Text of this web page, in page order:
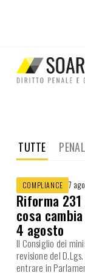
TUTTE
COMPLIANCE 7
Riforma
cosa
4 agosto
Il Consiglio dei
revisione del
entrare in